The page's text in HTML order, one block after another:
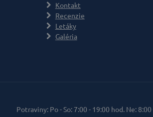
Kontakt
Recenzie
Letáky
Galéria
Potraviny: Po - So: 7:00 - 19:00 hod. Ne: